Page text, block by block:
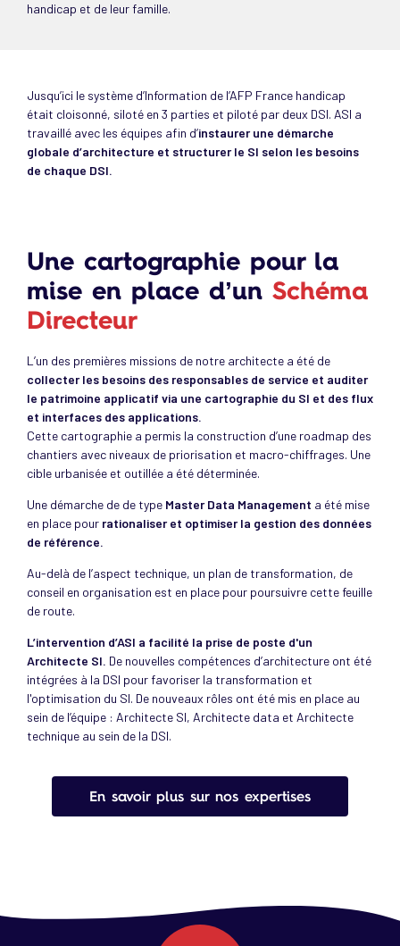
handicap et de leur famille.
Jusqu’ici le système d’Information de l’AFP France handicap
était cloisonné, siloté en 3 parties et piloté par deux DSI. ASI a
travaillé avec les équipes afin d’instaurer une démarche
globale d’architecture et structurer le SI selon les besoins
de chaque DSI.
Une cartographie pour la
mise en place d’un Schéma
Directeur
L’un des premières missions de notre architecte a été de
collecter les besoins des responsables de service et auditer
le patrimoine applicatif via une cartographie du SI et des flux
et interfaces des applications.
Cette cartographie a permis la construction d’une roadmap des
chantiers avec niveaux de priorisation et macro-chiffrages. Une
cible urbanisée et outillée a été déterminée.
Une démarche de de type Master Data Management a été mise
en place pour rationaliser et optimiser la gestion des données
de référence.
Au-delà de l’aspect technique, un plan de transformation, de
conseil en organisation est en place pour poursuivre cette feuille
de route.
L’intervention d’ASI a facilité la prise de poste d'un
Architecte SI. De nouvelles compétences d’architecture ont été
intégrées à la DSI pour favoriser la transformation et
l'optimisation du SI. De nouveaux rôles ont été mis en place au
sein de l’équipe : Architecte SI, Architecte data et Architecte
technique au sein de la DSI.
En savoir plus sur nos expertises